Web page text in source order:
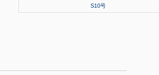
S10号